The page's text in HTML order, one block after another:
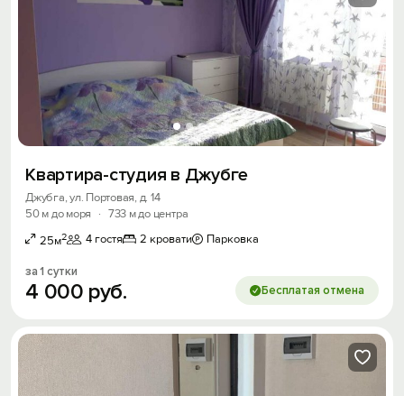
Квартира-студия в Джубге
Джубга, ул. Портовая, д. 14
50 м до моря
· 733 м до центра
25м2 4 гостя 2 кровати Парковка
за 1 сутки
4 000 руб. Бесплатая отмена